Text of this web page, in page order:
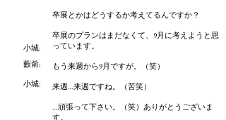
卒展とかはどうするか考えてるんですか？
卒展のプランはまだなくて、9月に考えようと思
っています。
もう来週から9月ですが。（笑）
来週…来週ですね。（苦笑）
…頑張って下さい。（笑）ありがとうございま
す。
小城:
藪前:
小城: